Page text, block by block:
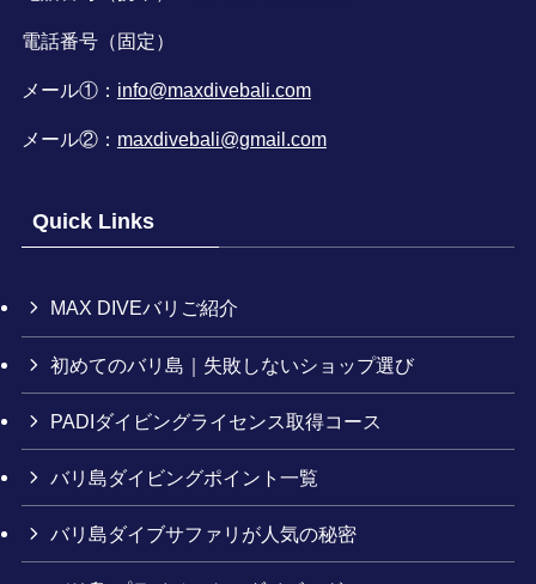
電話番号（固定）
メール①： info@maxdivebali.com
メール②： maxdivebali@gmail.com
Quick Links
MAX DIVEバリご紹介
初めてのバリ島｜失敗しないショップ選び
PADIダイビングライセンス取得コース
バリ島ダイビングポイント一覧
バリ島ダイブサファリが人気の秘密